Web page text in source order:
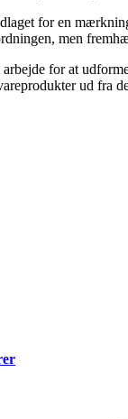
for en
men
for at
ud fra